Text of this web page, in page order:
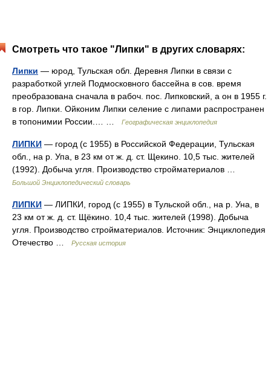
Смотреть что такое "Липки" в других словарях:
Липки — юрод, Тульская обл. Деревня Липки в связи с
разработкой углей Подмосковного бассейна в сов. время
преобразована сначала в рабоч. пос. Липковский, а он в 1955 г.
в гор. Липки. Ойконим Липки селение с липами распространен
в топонимии России.… …
Географическая энциклопедия
ЛИПКИ — город (с 1955) в Российской Федерации, Тульская
обл., на р. Упа, в 23 км от ж. д. ст. Щекино. 10,5 тыс. жителей
(1992). Добыча угля. Производство стройматериалов …
Большой Энциклопедический словарь
ЛИПКИ — ЛИПКИ, город (с 1955) в Тульской обл., на р. Уна, в
23 км от ж. д. ст. Щёкино. 10,4 тыс. жителей (1998). Добыча
угля. Производство стройматериалов. Источник: Энциклопедия
Отечество …
Русская история